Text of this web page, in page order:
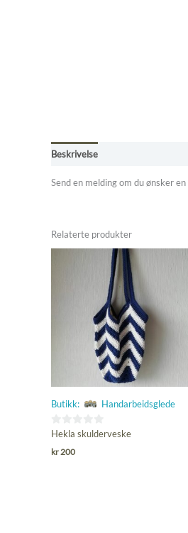
Beskrivelse
Send en melding om du ønsker
Relaterte produkter
Butikk: Handarbeidsglede
0
ut
Hekla skulderveske
kr 200